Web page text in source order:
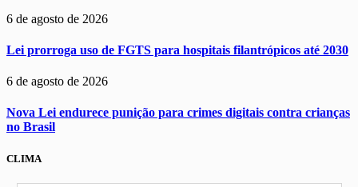
6 de agosto de 2026
Lei prorroga uso de FGTS para hospitais filantrópicos até 2030
6 de agosto de 2026
Nova Lei endurece punição para crimes digitais contra crianças
no Brasil
CLIMA